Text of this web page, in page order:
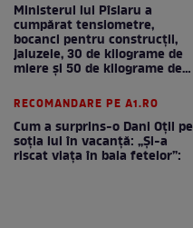
Ministerul lui Pîslaru a
cumpărat tensiometre,
bocanci pentru construcții,
jaluzele, 30 de kilograme de
miere și 50 de kilograme de
RECOMANDARE PE A1.RO
Cum a surprins-o Dani Oțil pe
soția lui în vacanță: „Și-a
riscat viața în baia fetelor”: